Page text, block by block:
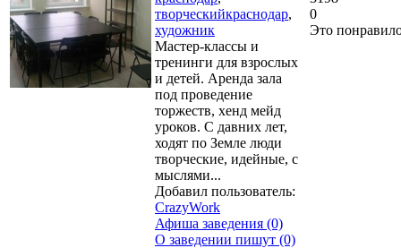
творческийкраснодар,
художник
Мастер-классы и
тренинги для взрослых
и детей. Аренда зала
под проведение
торжеств, хенд мейд
уроков. С давних лет,
ходят по Земле люди
творческие, идейные, с
мыслями...
Добавил пользователь:
CrazyWork
Афиша заведения (0)
О заведении пишут (0)
0
Это